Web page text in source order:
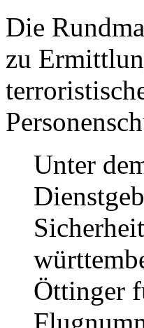
Die
zu
Unter
Öttinger